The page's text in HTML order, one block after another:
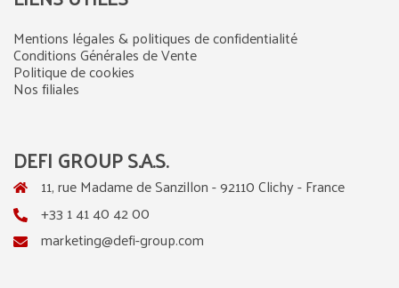
Mentions légales & politiques de confidentialité
Conditions Générales de Vente
Politique de cookies
Nos filiales
DEFI GROUP S.A.S.
11, rue Madame de Sanzillon - 92110 Clichy - France
+33 1 41 40 42 00
marketing@defi-group.com